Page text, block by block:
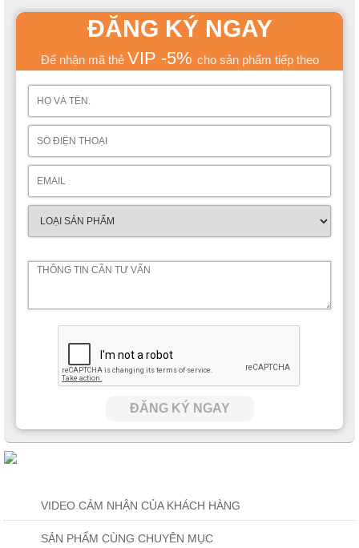
ĐĂNG KÝ NGAY
Để nhận mã thẻ VIP -5% cho sản phẩm tiếp theo
ĐĂNG KÝ NGAY
VIDEO CẢM NHẬN CỦA KHÁCH HÀNG
SẢN PHẨM CÙNG CHUYÊN MỤC